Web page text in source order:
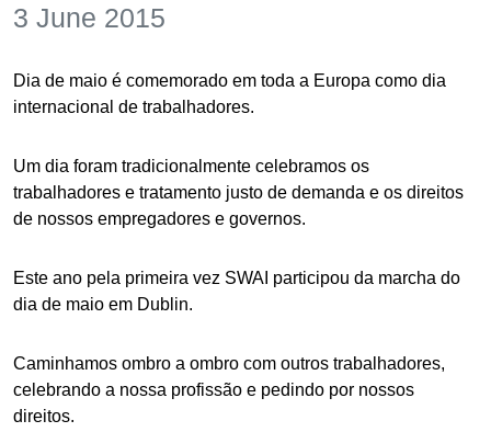
3 June 2015
Dia de maio é comemorado em toda a Europa como dia
internacional de trabalhadores.
Um dia foram tradicionalmente celebramos os
trabalhadores e tratamento justo de demanda e os direitos
de nossos empregadores e governos.
Este ano pela primeira vez SWAI participou da marcha do
dia de maio em Dublin.
Caminhamos ombro a ombro com outros trabalhadores,
celebrando a nossa profissão e pedindo por nossos
direitos.